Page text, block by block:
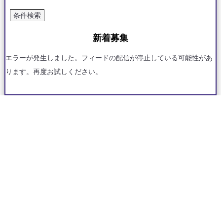
新着募集
エラーが発生しました。フィードの配信が停止している可能性があ
ります。再度お試しください。